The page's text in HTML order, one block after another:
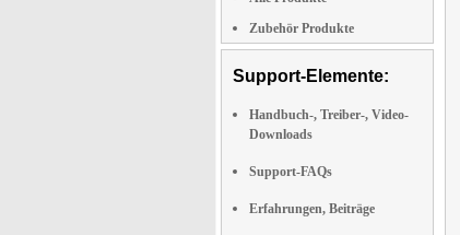
Zubehör Produkte
Support-Elemente:
Handbuch-, Treiber-, Video-
Downloads
Support-FAQs
Erfahrungen, Beiträge